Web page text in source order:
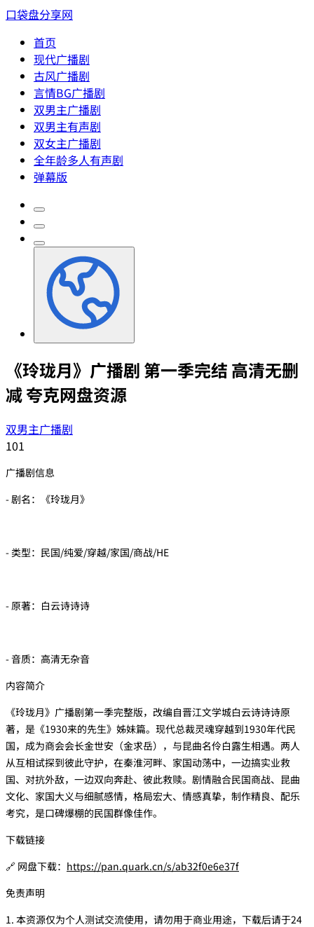
口袋盘分享网
首页
现代广播剧
古风广播剧
言情BG广播剧
双男主广播剧
双男主有声剧
双女主广播剧
全年龄多人有声剧
弹幕版
《玲珑月》广播剧 第一季完结 高清无删
减 夸克网盘资源
双男主广播剧
101
广播剧信息
- 剧名：《玲珑月》
- 类型：民国/纯爱/穿越/家国/商战/HE
- 原著：白云诗诗诗
- 音质：高清无杂音
内容简介
《玲珑月》广播剧第一季完整版，改编自晋江文学城白云诗诗诗原
著，是《1930来的先生》姊妹篇。现代总裁灵魂穿越到1930年代民
国，成为商会会长金世安（金求岳），与昆曲名伶白露生相遇。两人
从互相试探到彼此守护，在秦淮河畔、家国动荡中，一边搞实业救
国、对抗外敌，一边双向奔赴、彼此救赎。剧情融合民国商战、昆曲
文化、家国大义与细腻感情，格局宏大、情感真挚，制作精良、配乐
考究，是口碑爆棚的民国群像佳作。
下载链接
🔗 网盘下载： https://pan.quark.cn/s/ab32f0e6e37f
免责声明
1. 本资源仅为个人测试交流使用，请勿用于商业用途，下载后请于24